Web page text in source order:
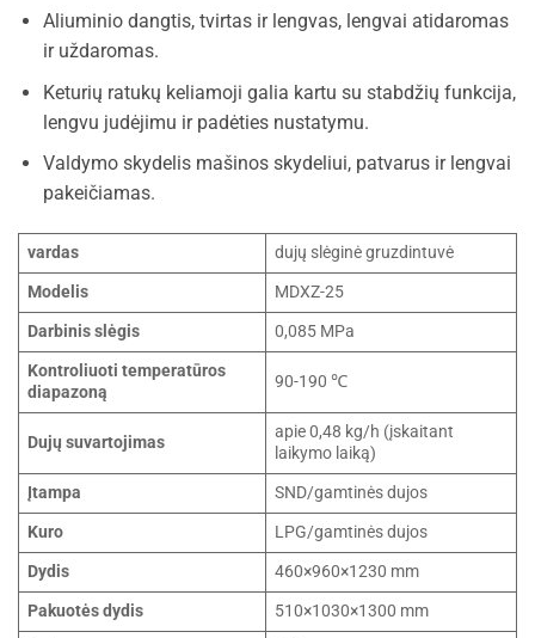
Aliuminio dangtis, tvirtas ir lengvas, lengvai atidaromas
ir uždaromas.
Keturių ratukų keliamoji galia kartu su stabdžių funkcija,
lengvu judėjimu ir padėties nustatymu.
Valdymo skydelis mašinos skydeliui, patvarus ir lengvai
pakeičiamas.
vardas
dujų slėginė gruzdintuvė
Modelis
MDXZ-25
Darbinis slėgis
0,085 MPa
Kontroliuoti temperatūros
diapazoną
90-190 ℃
Dujų suvartojimas
apie 0,48 kg/h (įskaitant
laikymo laiką)
Įtampa
SND/gamtinės dujos
Kuro
LPG/gamtinės dujos
Dydis
460×960×1230 mm
Pakuotės dydis
510×1030×1300 mm